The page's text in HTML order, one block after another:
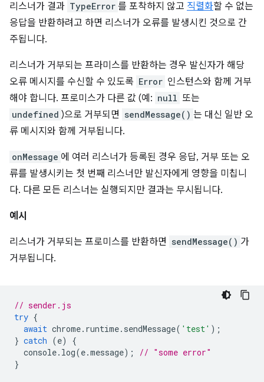
리스너가 결과 TypeError 를 포착하지 않고 직렬화할 수 없는
응답을 반환하려고 하면 리스너가 오류를 발생시킨 것으로 간
주됩니다.
리스너가 거부되는 프라미스를 반환하는 경우 발신자가 해당
오류 메시지를 수신할 수 있도록 Error 인스턴스와 함께 거부
해야 합니다. 프로미스가 다른 값 (예: null 또는
undefined )으로 거부되면 sendMessage() 는 대신 일반 오
류 메시지와 함께 거부됩니다.
onMessage 에 여러 리스너가 등록된 경우 응답, 거부 또는 오
류를 발생시키는 첫 번째 리스너만 발신자에게 영향을 미칩니
다. 다른 모든 리스너는 실행되지만 결과는 무시됩니다.
예시
리스너가 거부되는 프로미스를 반환하면 sendMessage() 가
거부됩니다.
// sender.js
try {
await chrome. runtime. sendMessage( 'test' );
} catch (e)
{
console. log(e.message);
// "some error"
}